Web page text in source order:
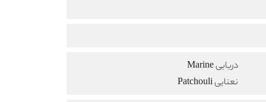
دریایی Marine
نعنایی Patchouli